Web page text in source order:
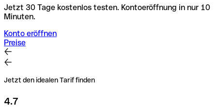
Jetzt 30 Tage kostenlos testen. Kontoeröffnung in nur 10
Minuten.
Konto eröffnen
Preise
Jetzt den idealen Tarif finden
4.7